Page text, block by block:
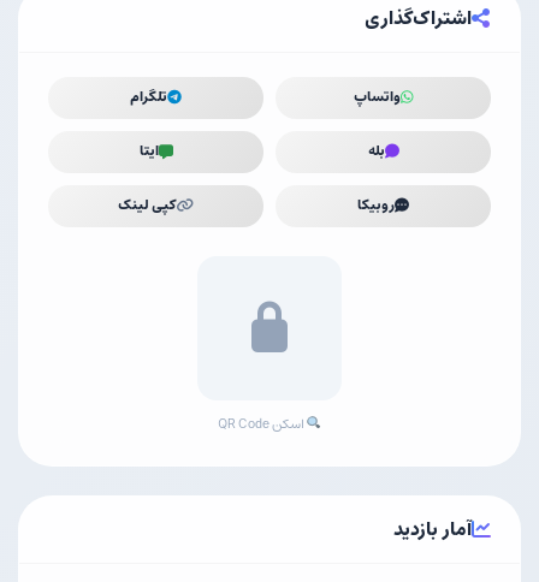
اشتراک‌گذاری
واتساپ تلگرام
بله ایتا
روبیکا کپی لینک
اسکن QR Code
آمار بازدید